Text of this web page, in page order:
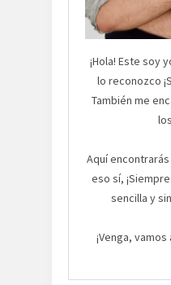
¡Hola! Este soy
lo reconozco
También me
Aquí
eso sí,
sencilla y
¡Venga,